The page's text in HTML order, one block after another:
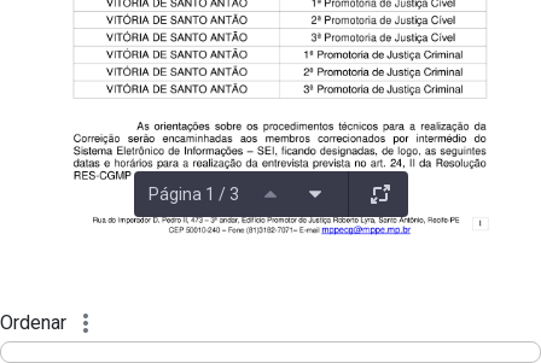
Página 1 / 3
Ordenar